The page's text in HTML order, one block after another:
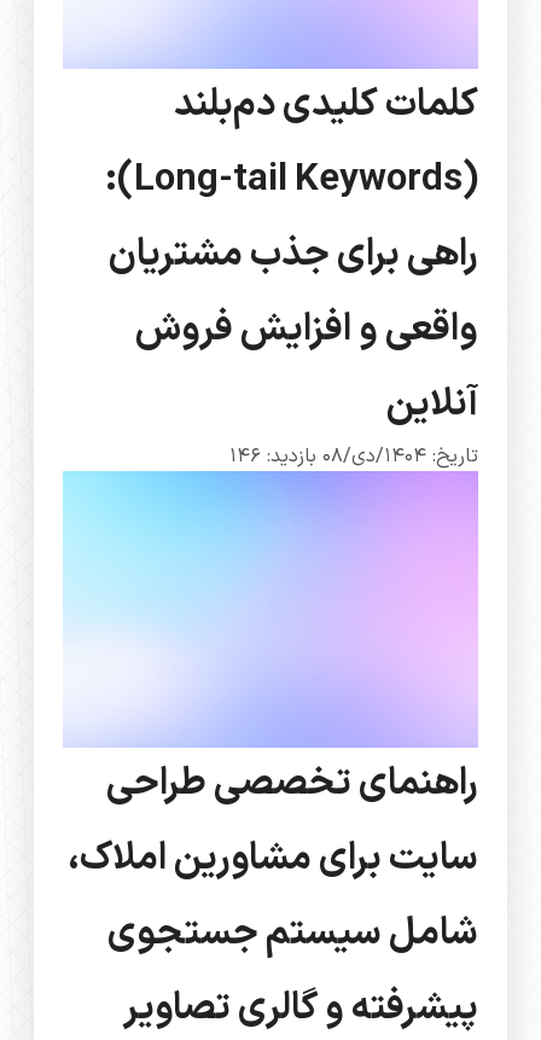
کلمات کلیدی دم‌بلند
(Long-tail Keywords):
راهی برای جذب مشتریان
واقعی و افزایش فروش
آنلاین
تاریخ: 1404/دی/08 بازدید: 146
راهنمای تخصصی طراحی
سایت برای مشاورین املاک،
شامل سیستم جستجوی
پیشرفته و گالری تصاویر